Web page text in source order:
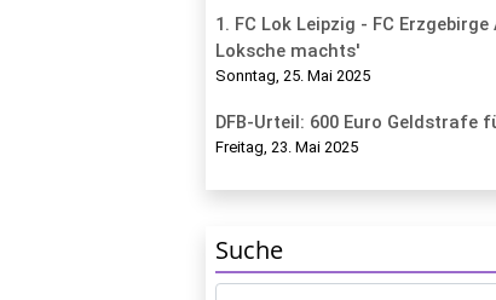
1. FC Lok Leipzig - FC Erzgebirge
Loksche machts'
Sonntag, 25. Mai 2025
DFB-Urteil: 600 Euro Geldstrafe
Freitag, 23. Mai 2025
Suche